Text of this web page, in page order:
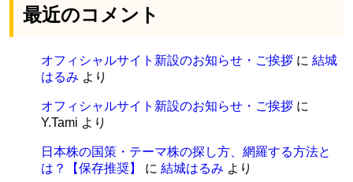
最近のコメント
オフィシャルサイト新設のお知らせ・ご挨拶 に結城
はるみ より
オフィシャルサイト新設のお知らせ・ご挨拶 に
Y.Tami より
日本株の国策・テーマ株の探し方、網羅する方法と
は？【保存推奨】
に結城はるみ より